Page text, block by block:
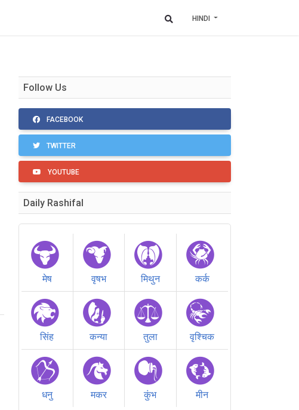
HINDI
Follow Us
FACEBOOK
TWITTER
YOUTUBE
Daily Rashifal
मेष वृषभ मिथुन कर्क
सिंह कन्या तुला वृश्चिक
धनु मकर कुंभ मीन